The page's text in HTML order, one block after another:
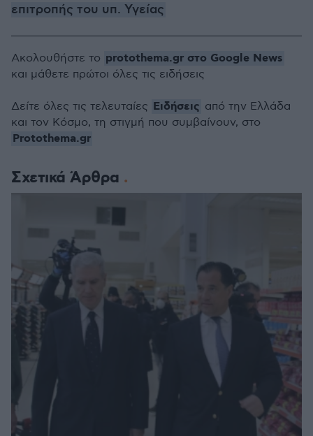
επιτροπής του υπ. Υγείας
Σχετικά Άρθρα
Ακολουθήστε το protothema.gr στο Google News
και μάθετε πρώτοι όλες τις ειδήσεις
Δείτε όλες τις τελευταίες Ειδήσεις από την Ελλάδα
και τον Κόσμο, τη στιγμή που συμβαίνουν, στο
Protothema.gr